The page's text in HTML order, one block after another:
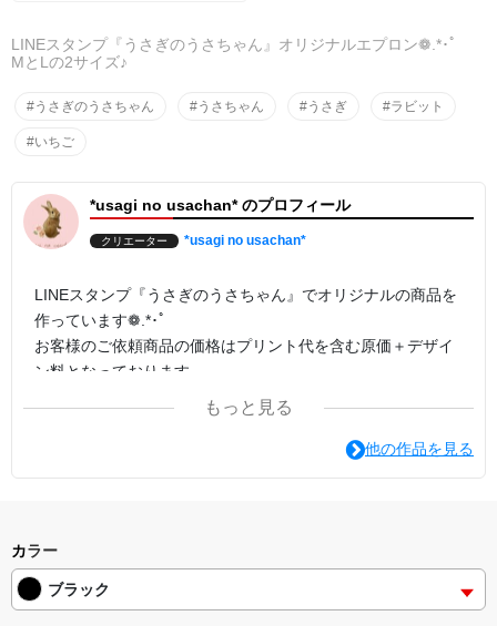
LINEスタンプ『うさぎのうさちゃん』オリジナルエプロン❁.*･ﾟ
MとLの2サイズ♪
#うさぎのうさちゃん #うさちゃん #うさぎ #ラビット
#いちご
*usagi no usachan* のプロフィール
クリエーター *usagi no usachan*
LINEスタンプ『うさぎのうさちゃん』でオリジナルの商品を
作っています❁.*･ﾟ
お客様のご依頼商品の価格はプリント代を含む原価＋デザイ
ン料となっております。
もっと見る
他の作品を見る
カラー
ブラック